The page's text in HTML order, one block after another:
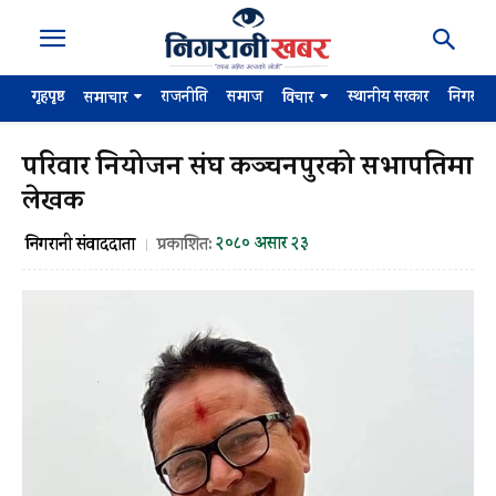
गृहपृष्ठ समाचार राजनीति समाज विचार स्थानीय सरकार
परिवार नियोजन संघ कञ्चनपुरको सभापतिमा
लेखक
निगरानी संवाददाता प्रकाशित:२०८० असार २३